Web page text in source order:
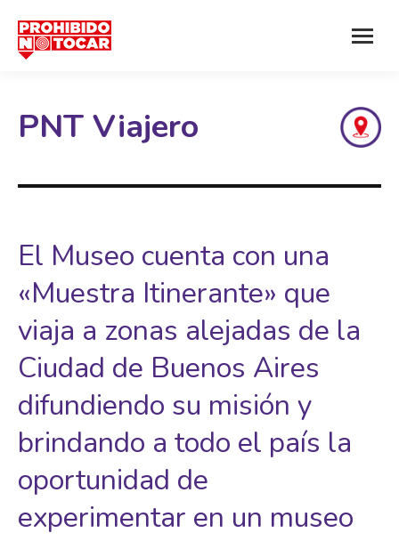
PNT Viajero
El Museo cuenta con una
«Muestra Itinerante» que
viaja a zonas alejadas de la
Ciudad de Buenos Aires
difundiendo su misión y
brindando a todo el país la
oportunidad de
experimentar en un museo